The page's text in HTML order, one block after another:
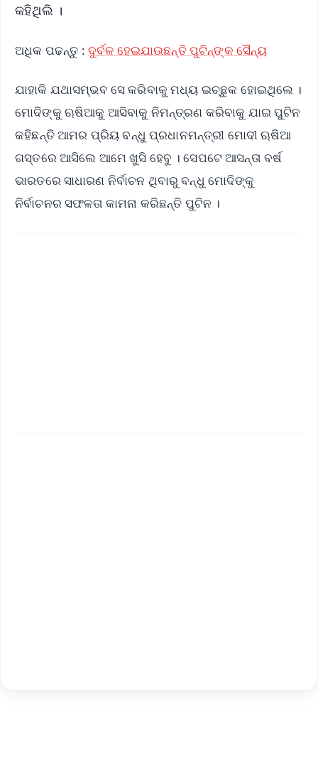
କହିଥିଲି ।
ଅଧିକ ପଢନ୍ତୁ : ଦୁର୍ବଳ ହେଇଯାଉଛନ୍ତି ପୁଟିନ୍‌ଙ୍କ ସୈନ୍ୟ
ଯାହାକି ଯଥାସମ୍ଭବ ସେ କରିବାକୁ ମଧ୍ୟ ଇଚ୍ଛୁକ ହୋଇଥିଲେ ।
ମୋଦିଙ୍କୁ ଋଷିଆକୁ ଆସିବାକୁ ନିମନ୍ତ୍ରଣ କରିବାକୁ ଯାଇ ପୁଟିନ
କହିଛନ୍ତି ଆମର ପ୍ରିୟ ବନ୍ଧୁ ପ୍ରଧାନମନ୍ତ୍ରୀ ମୋଦୀ ଋଷିଆ
ଗସ୍ତରେ ଆସିଲେ ଆମେ ଖୁସି ହେବୁ । ସେପଟେ ଆସନ୍ତା ବର୍ଷ
ଭାରତରେ ସାଧାରଣ ନିର୍ବାଚନ ଥିବାରୁ ବନ୍ଧୁ ମୋଦିଙ୍କୁ
ନିର୍ବାଚନର ସଫଳତା କାମନା କରିଛନ୍ତି ପୁଟିନ ।